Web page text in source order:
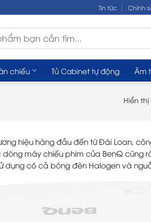
Tin tức Chính
chiếu Tủ Cabinet tự động Âm
Hiển
hiệu hàng đầu đến từ Đài Loan,
máy chiếu phim của BenQ cũng
dụng có cả bóng đèn Halogen và